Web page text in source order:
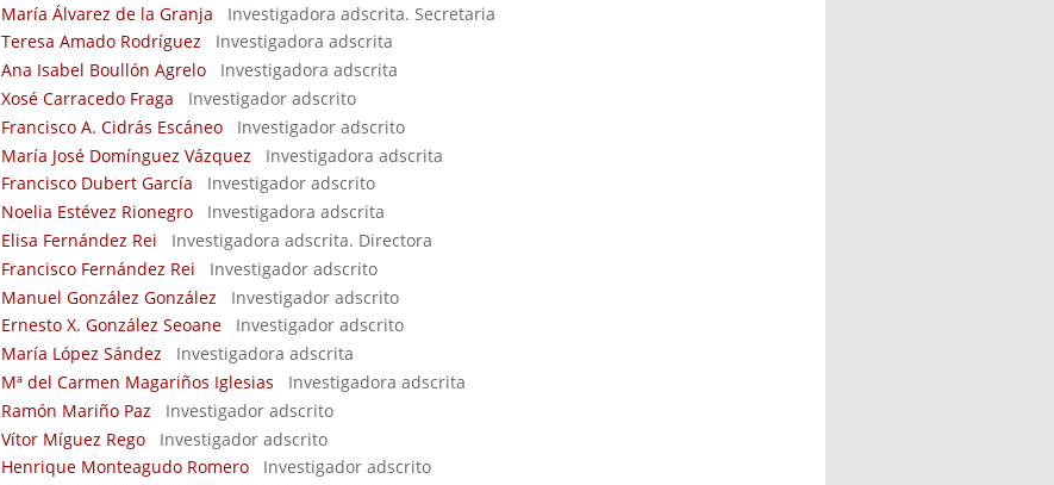
María Álvarez de la Granja
Investigadora adscrita. Secretaria
Teresa Amado Rodríguez
Investigadora adscrita
Ana Isabel Boullón Agrelo
Investigadora adscrita
Xosé Carracedo Fraga
Investigador adscrito
Francisco A. Cidrás Escáneo
Investigador adscrito
María José Domínguez Vázquez
Investigadora adscrita
Francisco Dubert García
Investigador adscrito
Noelia Estévez Rionegro
Investigadora adscrita
Elisa Fernández Rei
Investigadora adscrita. Directora
Francisco Fernández Rei
Investigador adscrito
Manuel González González
Investigador adscrito
Ernesto X. González Seoane
Investigador adscrito
María López Sández
Investigadora adscrita
Mª del Carmen Magariños Iglesias
Investigadora adscrita
Ramón Mariño Paz
Investigador adscrito
Vítor Míguez Rego
Investigador adscrito
Henrique Monteagudo Romero
Investigador adscrito